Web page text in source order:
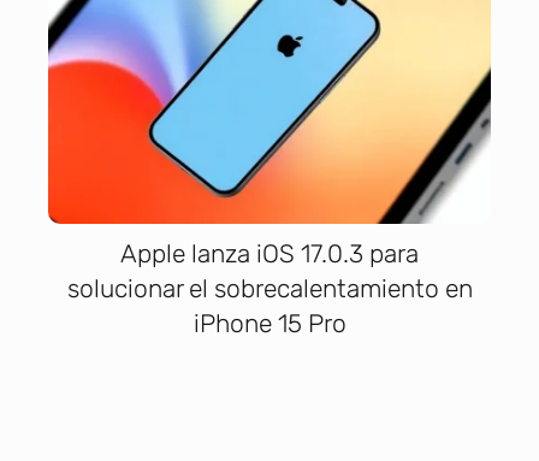
Apple lanza iOS 17.0.3 para
solucionar el sobrecalentamiento en
iPhone 15 Pro